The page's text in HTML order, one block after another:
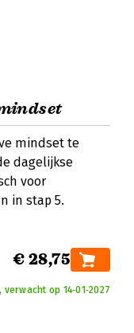
mindset te
dagelijkse
voor
in stap 5.
€ 28,75
op 14‑01‑2027